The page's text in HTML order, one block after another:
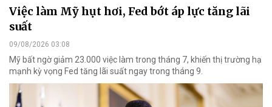
Việc làm Mỹ hụt hơi, Fed bớt áp lực tăng lãi
suất
09/08/2026 03:08
Mỹ bất ngờ giảm 23.000 việc làm trong tháng 7, khiến thị trường hạ
mạnh kỳ vọng Fed tăng lãi suất ngay trong tháng 9.